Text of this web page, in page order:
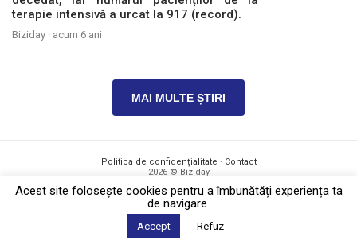
terapie intensivă a urcat la 917 (record).
Biziday · acum 6 ani
MAI MULTE ȘTIRI
Politica de confidențialitate · Contact
2026 © Biziday
Acest site foloseşte cookies pentru a îmbunătăți experiența ta
de navigare.
Accept Refuz